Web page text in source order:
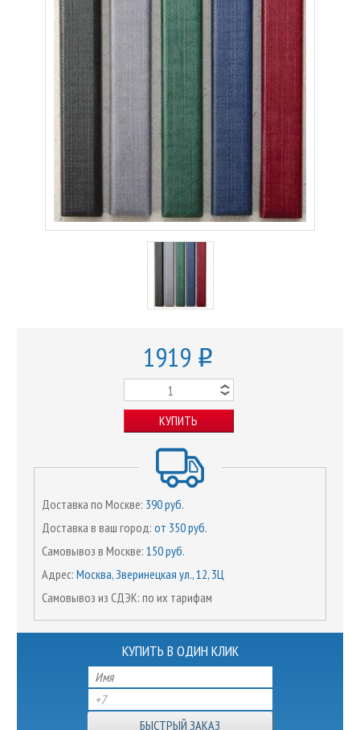
1919 o
КУПИТЬ
Доставка по Москве: 390 руб.
Доставка в ваш город: от 350 руб.
Самовывоз в Москве: 150 руб.
Адрес: Москва, Зверинецкая ул., 12, 3Ц
Самовывоз из СДЭК: по их тарифам
КУПИТЬ В ОДИН КЛИК